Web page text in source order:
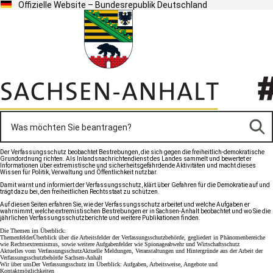
Offizielle Website – Bundesrepublik Deutschland
Der Verfassungsschutz beobachtet Bestrebungen, die sich gegen die freiheitlich-demokratische
Grundordnung richten. Als Inlandsnachrichtendienst des Landes sammelt und bewertet er
Informationen über extremistische und sicherheitsgefährdende Aktivitäten und macht dieses
Wissen für Politik, Verwaltung und Öffentlichkeit nutzbar.
Damit warnt und informiert der Verfassungsschutz, klärt über Gefahren für die Demokratie auf und
trägt dazu bei, den freiheitlichen Rechtsstaat zu schützen.
Auf diesen Seiten erfahren Sie, wie der Verfassungsschutz arbeitet und welche Aufgaben er
wahrnimmt, welche extremistischen Bestrebungen er in Sachsen-Anhalt beobachtet und wo Sie die
jährlichen Verfassungsschutzberichte und weitere Publikationen finden.
Die Themen im Überblick:
ThemenfelderÜberblick über die Arbeitsfelder der Verfassungsschutzbehörde, gegliedert in Phänomenbereiche
wie Rechtsextremismus, sowie weitere Aufgabenfelder wie Spionageabwehr und Wirtschaftsschutz
Aktuelles vom VerfassungsschutzAktuelle Meldungen, Veranstaltungen und Hintergründe aus der Arbeit der
Verfassungsschutzbehörde Sachsen-Anhalt
Wir über unsDer Verfassungsschutz im Überblick: Aufgaben, Arbeitsweise, Angebote und
Kontaktmöglichkeiten